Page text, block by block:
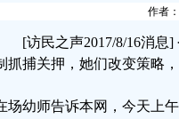
作者
[访民之声2017/8/16消
抓捕关押，她们改变策略
场幼师告诉本网，今天上